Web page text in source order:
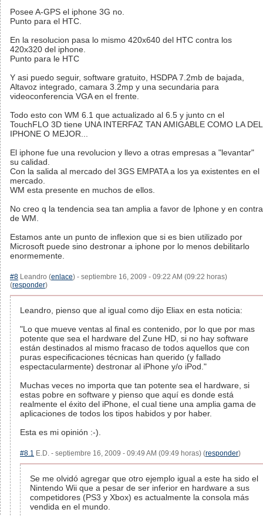
Posee A-GPS el iphone 3G no.
Punto para el HTC.
En la resolucion pasa lo mismo 420x640 del HTC contra los
420x320 del iphone.
Punto para le HTC
Y asi puedo seguir, software gratuito, HSDPA 7.2mb de bajada,
Altavoz integrado, camara 3.2mp y una secundaria para
videoconferencia VGA en el frente.
Todo esto con WM 6.1 que actualizado al 6.5 y junto cn el
TouchFLO 3D tiene UNA INTERFAZ TAN AMIGABLE COMO LA DEL
IPHONE O MEJOR...
El iphone fue una revolucion y llevo a otras empresas a "levantar"
su calidad.
Con la salida al mercado del 3GS EMPATA a los ya existentes en el
mercado.
WM esta presente en muchos de ellos.
No creo q la tendencia sea tan amplia a favor de Iphone y en contra
de WM.
Estamos ante un punto de inflexion que si es bien utilizado por
Microsoft puede sino destronar a iphone por lo menos debilitarlo
enormemente.
#8 Leandro (enlace) - septiembre 16, 2009 - 09:22 AM (09:22 horas)
(responder)
Leandro, pienso que al igual como dijo Eliax en esta noticia:
"Lo que mueve ventas al final es contenido, por lo que por mas
potente que sea el hardware del Zune HD, si no hay software
están destinados al mismo fracaso de todos aquellos que con
puras especificaciones técnicas han querido (y fallado
espectacularmente) destronar al iPhone y/o iPod."
Muchas veces no importa que tan potente sea el hardware, si
estas pobre en software y pienso que aquí es donde está
realmente el éxito del iPhone, el cual tiene una amplia gama de
aplicaciones de todos los tipos habidos y por haber.
Esta es mi opinión :-).
#8.1 E.D. - septiembre 16, 2009 - 09:49 AM (09:49 horas) (responder)
Se me olvidó agregar que otro ejemplo igual a este ha sido el
Nintendo Wii que a pesar de ser inferior en hardware a sus
competidores (PS3 y Xbox) es actualmente la consola más
vendida en el mundo.